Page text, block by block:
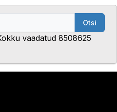
Otsi
vaadatud 8508625